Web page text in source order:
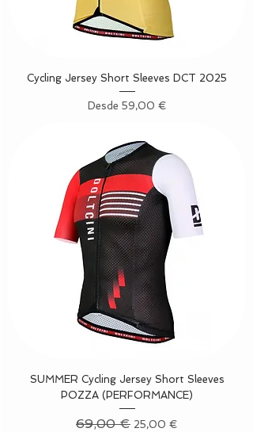
Cycling Jersey Short Sleeves DCT 2025
Desde 59,00 €
Precio de oferta
SUMMER Cycling Jersey Short Sleeves
POZZA (PERFORMANCE)
Precio
69,00 € Precio de oferta
25,00 €